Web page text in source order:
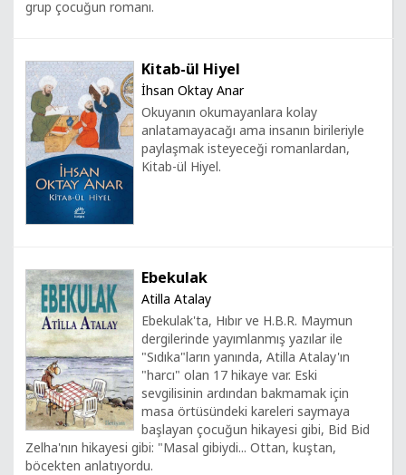
grup çocuğun romanı.
Kitab-ül Hiyel
İhsan Oktay Anar
Okuyanın okumayanlara kolay
anlatamayacağı ama insanın birileriyle
paylaşmak isteyeceği romanlardan,
Kitab-ül Hiyel.
Ebekulak
Atilla Atalay
Ebekulak'ta, Hıbır ve H.B.R. Maymun
dergilerinde yayımlanmış yazılar ile
"Sıdıka"ların yanında, Atilla Atalay'ın
"harcı" olan 17 hikaye var. Eski
sevgilisinin ardından bakmamak için
masa örtüsündeki kareleri saymaya
başlayan çocuğun hikayesi gibi, Bid Bid
Zelha'nın hikayesi gibi: "Masal gibiydi... Ottan, kuştan,
böcekten anlatıyordu.